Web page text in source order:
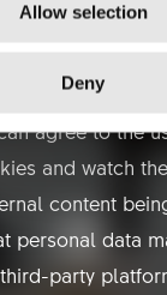
Allow selection
Deny
NOT
a video on
agree to the
and watch
content
personal data
party
小規模サー